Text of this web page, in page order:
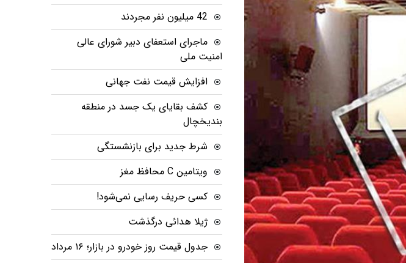
42 میلیون نفر مجردند
ماجرای استعفای دبیر شورای عالی
امنیت ملی
افزایش قیمت نفت جهانی
کشف بقایای یک جسد در منطقه
بندیخچال
شرط جدید برای بازنشستگی
ویتامین C محافظ مغز
کسی حریف رسایی نمی‌شود!
ژیلا هدائی درگذشت
جدول قیمت روز خودرو در بازار؛ ۱۶ مرداد